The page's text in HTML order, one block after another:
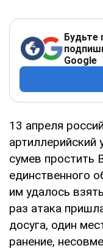
Будьте
Google
13 апреля
артиллерийский
сумев простить
единственного
им удалось
раз атака
досуга, один
ранение,